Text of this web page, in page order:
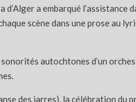
a embarqué
scène dans une prose au
autochtones d’un
des jarres), la célébration